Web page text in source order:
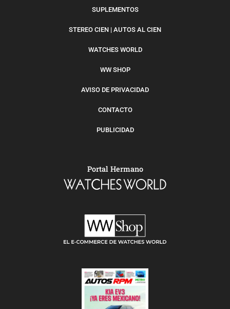
SUPLEMENTOS
STEREO CIEN | AUTOS AL CIEN
WATCHES WORLD
WW SHOP
AVISO DE PRIVACIDAD
CONTACTO
PUBLICIDAD
Portal Hermano